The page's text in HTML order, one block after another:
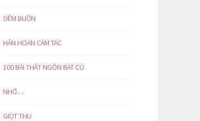
ĐÊM BUỒN
HÂN HOAN CẢM TÁC
100 BÀI THẤT NGÔN BÁT CÚ
NHỚ…
GIỌT THU